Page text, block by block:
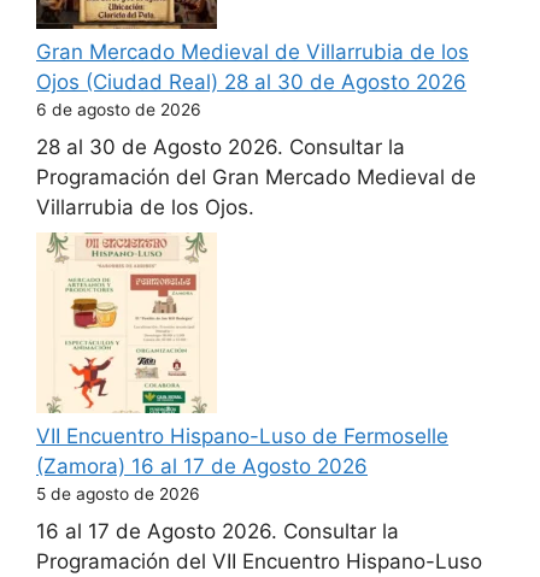
Gran Mercado Medieval de Villarrubia de los
Ojos (Ciudad Real) 28 al 30 de Agosto 2026
6 de agosto de 2026
28 al 30 de Agosto 2026. Consultar la
Programación del Gran Mercado Medieval de
Villarrubia de los Ojos.
VII Encuentro Hispano-Luso de Fermoselle
(Zamora) 16 al 17 de Agosto 2026
5 de agosto de 2026
16 al 17 de Agosto 2026. Consultar la
Programación del VII Encuentro Hispano-Luso